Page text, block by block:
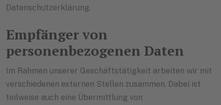
Datenschutzerklärung.
Empfänger von
personenbezogenen Daten
Im Rahmen unserer Geschäftstätigkeit arbeiten wir mit
verschiedenen externen Stellen zusammen. Dabei ist
teilweise auch eine Übermittlung von